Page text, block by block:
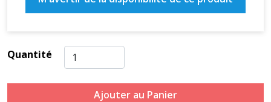
Quantité
Ajouter au Panier